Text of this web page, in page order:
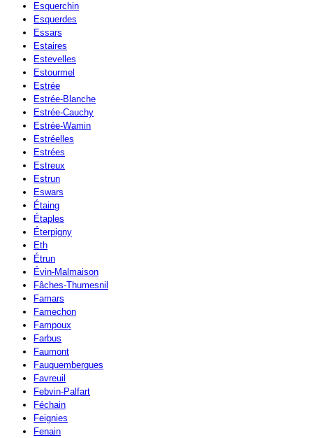
Esquerchin
Esquerdes
Essars
Estaires
Estevelles
Estourmel
Estrée
Estrée-Blanche
Estrée-Cauchy
Estrée-Wamin
Estréelles
Estrées
Estreux
Estrun
Eswars
Étaing
Étaples
Éterpigny
Eth
Étrun
Évin-Malmaison
Fâches-Thumesnil
Famars
Famechon
Fampoux
Farbus
Faumont
Fauquembergues
Favreuil
Febvin-Palfart
Féchain
Feignies
Fenain